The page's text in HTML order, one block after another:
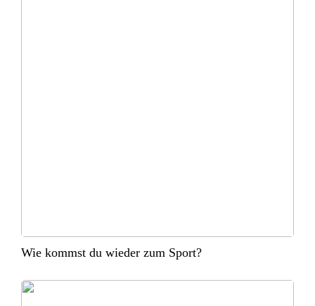
Wie kommst du wieder zum Sport?